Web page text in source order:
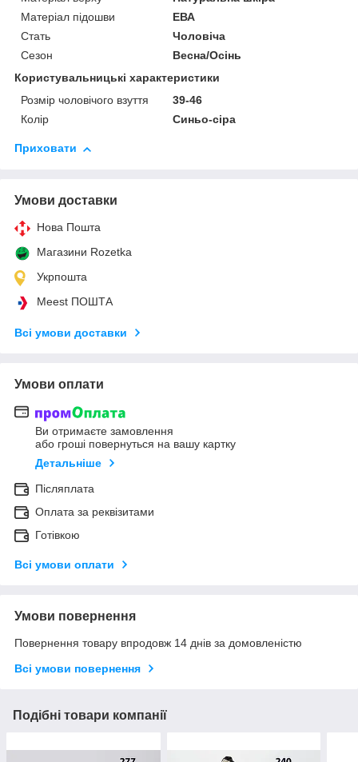
Матеріал підошви
ЕВА
Стать
Чоловіча
Сезон
Весна/Осінь
Користувальницькі характеристики
Розмір чоловічого взуття
39-46
Колір
Синьо-сіра
Приховати
Умови доставки
Нова Пошта
Магазини Rozetka
Укрпошта
Meest ПОШТА
Всі умови доставки
Умови оплати
Ви отримаєте замовлення
або гроші повернуться на вашу картку
Детальніше
Післяплата
Оплата за реквізитами
Готівкою
Всі умови оплати
Умови повернення
Повернення товару впродовж 14 днів за домовленістю
Всі умови повернення
Подібні товари компанії